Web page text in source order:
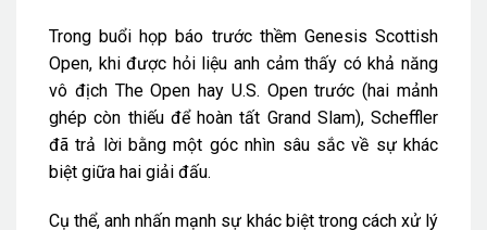
Trong buổi họp báo trước thềm Genesis Scottish
Open, khi được hỏi liệu anh cảm thấy có khả năng
vô địch The Open hay U.S. Open trước (hai mảnh
ghép còn thiếu để hoàn tất Grand Slam), Scheffler
đã trả lời bằng một góc nhìn sâu sắc về sự khác
biệt giữa hai giải đấu.
Cụ thể, anh nhấn mạnh sự khác biệt trong cách xử lý